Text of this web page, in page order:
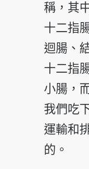
稱，其
十二指
迴腸、
十二指
小腸，
我們吃
運輸和
的。